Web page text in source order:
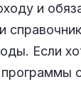
и
Если